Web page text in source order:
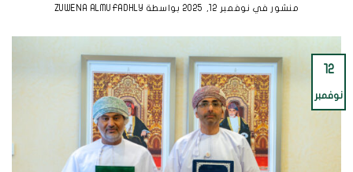
منشور في نوفمبر 12, 2025 بواسطة ZUWENA ALMUFADHLY
12
نوفمبر